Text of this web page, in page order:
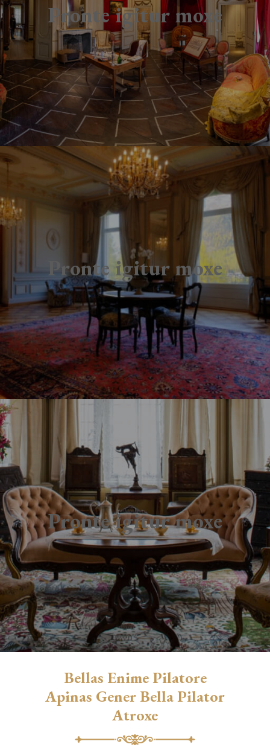
Pronte igitur moxe
Pronte igitur moxe
Pronte igitur moxe
Bellas Enime Pilatore
Apinas Gener Bella Pilator
Atroxe